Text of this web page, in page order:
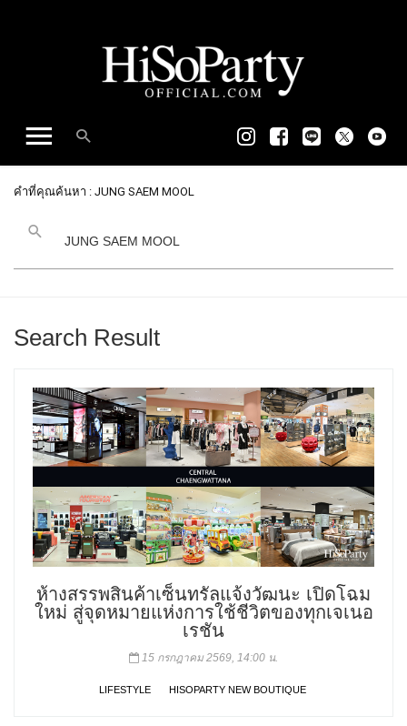
คำที่คุณค้นหา : JUNG SAEM MOOL
Search Result
ห้างสรรพสินค้าเซ็นทรัลแจ้งวัฒนะ เปิดโฉม
ใหม่ สู่จุดหมายแห่งการใช้ชีวิตของทุกเจเนอ
เรชัน
15 กรกฎาคม 2569, 14:00 น.
LIFESTYLE HISOPARTY NEW BOUTIQUE